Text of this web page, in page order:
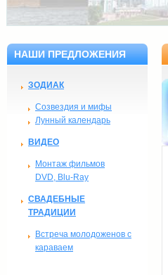
НАШИ ПРЕДЛОЖЕНИЯ
ЗОДИАК
Созвездия и мифы
Лунный календарь
ВИДЕО
Монтаж фильмов
DVD, Blu-Ray
СВАДЕБНЫЕ
ТРАДИЦИИ
Встреча молодоженов с
караваем